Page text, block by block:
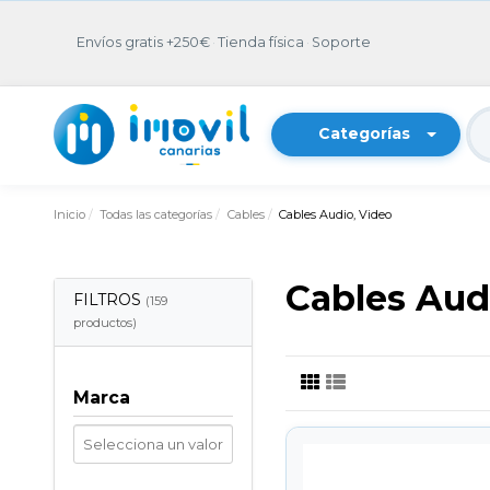
Envíos gratis +250€ · Tienda física · Soporte
Categorías
Inicio Todas las categorías Cables Cables Audio, Video
Cables
FILTROS (159
productos)
Marca